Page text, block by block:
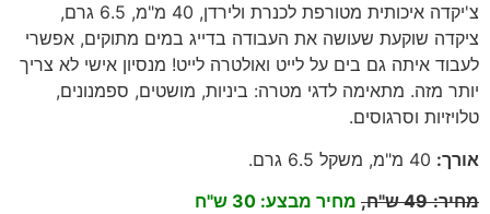
צ'יקדה איכותית מטורפת לכנרת ולירדן, 40 מ"מ, 6.5 גרם,
ציקדה שוקעת שעושה את העבודה בדייג במים מתוקים, אפשרי
לעבוד איתה גם בים על לייט ואולטרה לייט! מנסיון אישי לא צריך
יותר מזה. מתאימה לדגי מטרה: ביניות, מושטים, ספמנונים,
טלויזיות וסרגוסים.
אורך: מ"מ, משקל 6.5 גרם
.
מחיר:
49 ש"ח, מחיר מבצע: 30 ש"ח